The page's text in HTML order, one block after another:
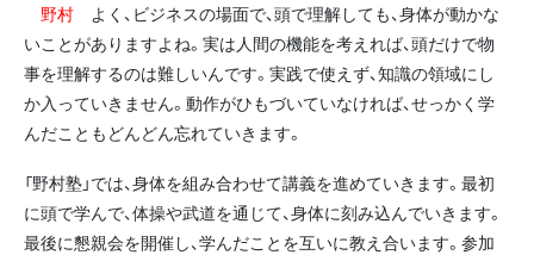
野村 よく、ビジネスの場面で、頭で理解しても、身体が動かな
いことがありますよね。実は人間の機能を考えれば、頭だけで物
事を理解するのは難しいんです。実践で使えず、知識の領域にし
か入っていきません。動作がひもづいていなければ、せっかく学
んだこともどんどん忘れていきます。
「野村塾」では、身体を組み合わせて講義を進めていきます。最初
に頭で学んで、体操や武道を通じて、身体に刻み込んでいきます。
最後に懇親会を開催し、学んだことを互いに教え合います。参加